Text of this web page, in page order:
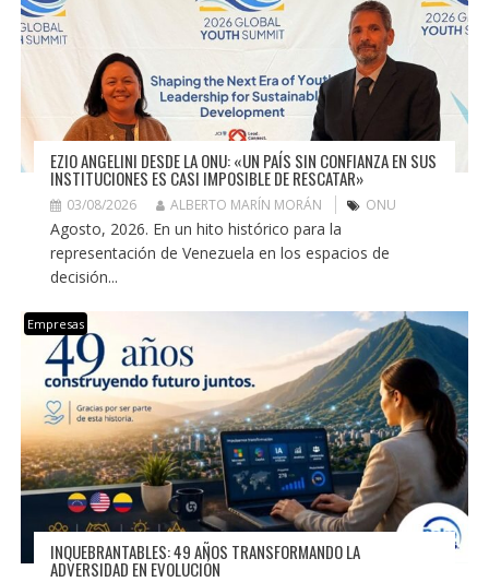
EZIO ANGELINI DESDE LA ONU: «UN PAÍS SIN CONFIANZA EN SUS
INSTITUCIONES ES CASI IMPOSIBLE DE RESCATAR»
03/08/2026 ALBERTO MARÍN MORÁN ONU
Agosto, 2026. En un hito histórico para la
representación de Venezuela en los espacios de
decisión...
Empresas
INQUEBRANTABLES: 49 AÑOS TRANSFORMANDO LA
ADVERSIDAD EN EVOLUCIÓN